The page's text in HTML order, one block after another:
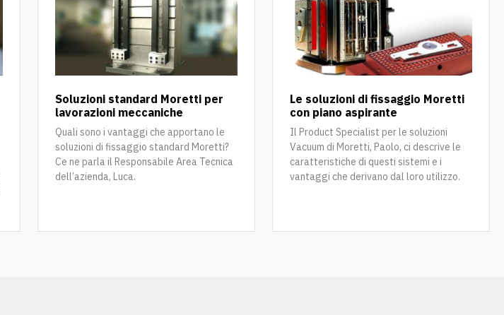
Soluzioni standard Moretti per
lavorazioni meccaniche
Quali sono i vantaggi che apportano le
soluzioni di fissaggio standard Moretti?
Ce ne parla il Responsabile Area Tecnica
dell’azienda, Luca.
Le soluzioni di fissaggio Moretti
con piano aspirante
Il Product Specialist per le soluzioni
Vacuum di Moretti, Paolo, ci descrive le
caratteristiche di questi sistemi e i
vantaggi che derivano dal loro utilizzo.